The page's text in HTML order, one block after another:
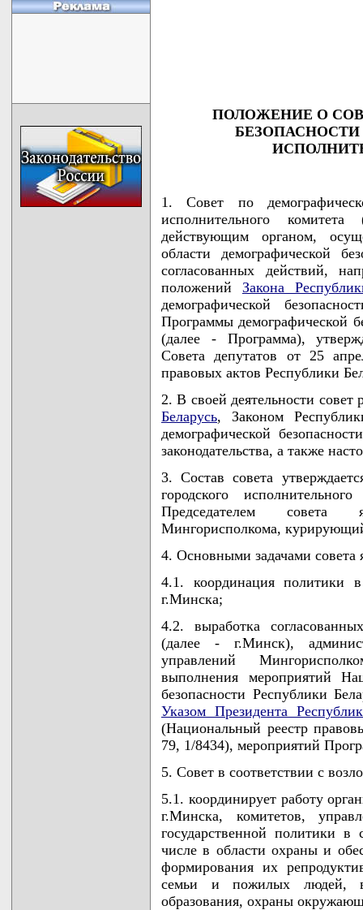
ПОЛОЖЕНИЕ О
1. Совет по
исполнительного
действующим органом,
области демографической
согласованных действий,
положений Закона
демографической
Программы демографической
(далее - Программа),
Совета депутатов от 25
правовых актов Республики
2. В своей деятельности совет
Беларусь, Законом
демографической
законодательства, а также
3. Состав совета
городского
Председателем совета
Мингорисполкома,
4. Основными задачами совета
4.1. координация политики в
г.Минска;
4.2. выработка
(далее - г.Минск),
управлений
выполнения мероприятий
безопасности Республики
Указом Президента
(Национальный реестр
79, 1/8434), мероприятий
5. Совет в соответствии с
5.1. координирует работу
г.Минска, комитетов,
государственной политики в
числе в области охраны и
формирования их
семьи и пожилых людей,
образования, охраны